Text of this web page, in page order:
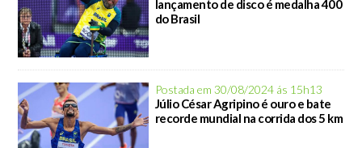
lançamento de disco é medalha 400
do Brasil
Postada em 30/08/2024 ás 15h13
Júlio César Agripino é ouro e bate
recorde mundial na corrida dos 5 km